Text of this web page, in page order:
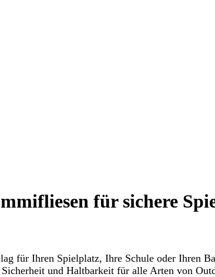
für sichere
für Ihren Spielplatz, Ihre Schule oder Ihren
und Haltbarkeit für alle Arten von